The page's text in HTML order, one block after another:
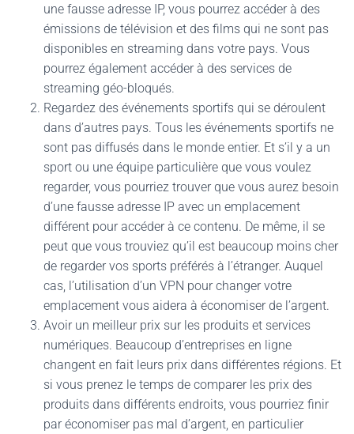
une fausse adresse IP, vous pourrez accéder à des
émissions de télévision et des films qui ne sont pas
disponibles en streaming dans votre pays. Vous
pourrez également accéder à des services de
streaming géo-bloqués.
Regardez des événements sportifs qui se déroulent
dans d’autres pays. Tous les événements sportifs ne
sont pas diffusés dans le monde entier. Et s’il y a un
sport ou une équipe particulière que vous voulez
regarder, vous pourriez trouver que vous aurez besoin
d’une fausse adresse IP avec un emplacement
différent pour accéder à ce contenu. De même, il se
peut que vous trouviez qu’il est beaucoup moins cher
de regarder vos sports préférés à l’étranger. Auquel
cas, l’utilisation d’un VPN pour changer votre
emplacement vous aidera à économiser de l’argent.
Avoir un meilleur prix sur les produits et services
numériques. Beaucoup d’entreprises en ligne
changent en fait leurs prix dans différentes régions. Et
si vous prenez le temps de comparer les prix des
produits dans différents endroits, vous pourriez finir
par économiser pas mal d’argent, en particulier